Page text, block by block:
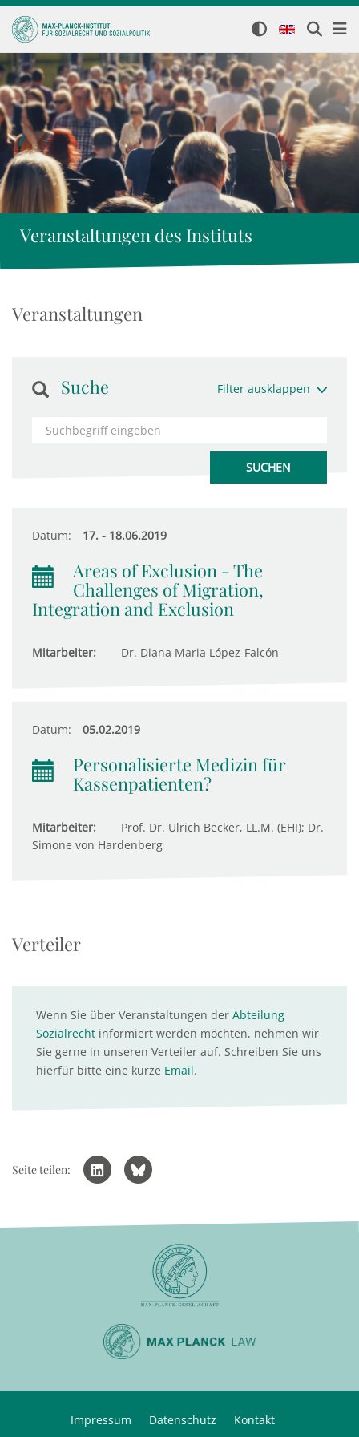
Veranstaltungen des Instituts
Veranstaltungen
Suche Filter ausklappen
Datum: 17. - 18.06.2019
Areas of Exclusion - The
Challenges of Migration,
Integration and Exclusion
Mitarbeiter: Dr. Diana Maria López-Falcón
Datum: 05.02.2019
Personalisierte Medizin für
Kassenpatienten?
Mitarbeiter:
Prof. Dr. Ulrich Becker, LL.M. (EHI); Dr.
Simone von Hardenberg
Verteiler
Wenn Sie über Veranstaltungen der Abteilung
Sozialrecht informiert werden möchten, nehmen wir
Sie gerne in unseren Verteiler auf. Schreiben Sie uns
hierfür bitte eine kurze Email.
Seite teilen:
Impressum Datenschutz Kontakt